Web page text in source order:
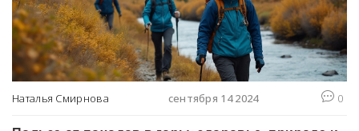
Наталья Смирнова сентября 14 2024 0